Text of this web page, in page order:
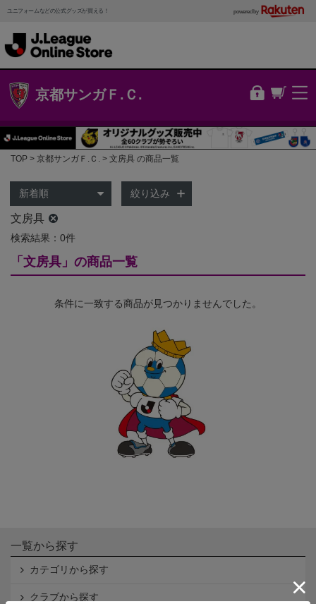
ユニフォームなどの公式グッズが買える！ powered by
京都サンガＦ.Ｃ.
TOP 京都サンガＦ.Ｃ. 文房具 の商品一覧
絞り込み
文房具
検索結果：0件
「文房具」の商品一覧
条件に一致する商品が見つかりませんでした。
一覧から探す
カテゴリから探す
クラブから探す